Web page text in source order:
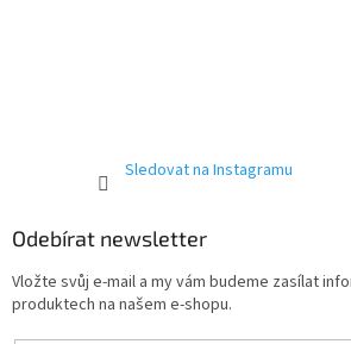
Sledovat na Instagramu
Odebírat newsletter
Vložte svůj e-mail a my vám budeme zasílat
produktech na našem e-shopu.